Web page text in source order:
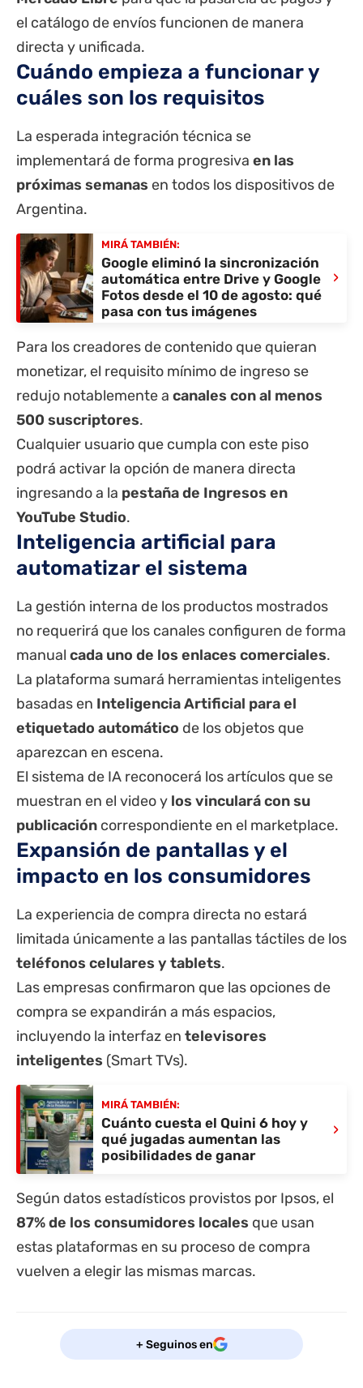
el catálogo de envíos funcionen de manera
directa y unificada.
Cuándo empieza a funcionar y
cuáles son los requisitos
La esperada integración técnica se
implementará de forma progresiva en las
próximas semanas en todos los dispositivos de
Argentina.
MIRÁ TAMBIÉN:
Google eliminó la sincronización
automática entre Drive y Google
Fotos desde el 10 de agosto: qué
pasa con tus imágenes
›
Para los creadores de contenido que quieran
monetizar, el requisito mínimo de ingreso se
redujo notablemente a canales con al menos
500 suscriptores.
Cualquier usuario que cumpla con este piso
podrá activar la opción de manera directa
ingresando a la pestaña de Ingresos en
YouTube Studio.
Inteligencia artificial para
automatizar el sistema
La gestión interna de los productos mostrados
no requerirá que los canales configuren de forma
manual cada uno de los enlaces comerciales.
La plataforma sumará herramientas inteligentes
basadas en Inteligencia Artificial para el
etiquetado automático de los objetos que
aparezcan en escena.
El sistema de IA reconocerá los artículos que se
muestran en el video y los vinculará con su
publicación correspondiente en el marketplace.
Expansión de pantallas y el
impacto en los consumidores
La experiencia de compra directa no estará
limitada únicamente a las pantallas táctiles de los
teléfonos celulares y tablets.
Las empresas confirmaron que las opciones de
compra se expandirán a más espacios,
incluyendo la interfaz en televisores
inteligentes (Smart TVs).
MIRÁ TAMBIÉN:
Cuánto cuesta el Quini 6 hoy y
qué jugadas aumentan las
posibilidades de ganar
›
Según datos estadísticos provistos por Ipsos, el
87% de los consumidores locales que usan
estas plataformas en su proceso de compra
vuelven a elegir las mismas marcas.
+ Seguinos en